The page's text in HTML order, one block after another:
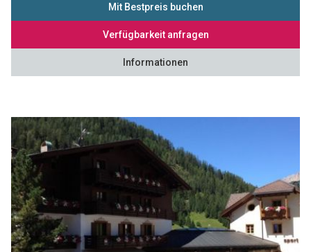
Mit Bestpreis buchen
Verfügbarkeit anfragen
Informationen